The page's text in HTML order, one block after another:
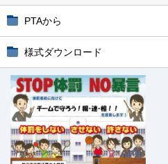
PTAから
様式ダウンロード